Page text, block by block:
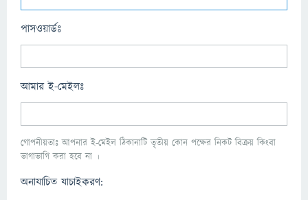
পাসওয়ার্ডঃ
আমার ই-মেইলঃ
গোপনীয়তাঃ আপনার ই-মেইল ঠিকানাটি তৃতীয় কোন পক্ষের নিকট বিক্রয় কিংবা
ভাগাভাগি করা হবে না ।
অনাযাচিত যাচাইকরণ: